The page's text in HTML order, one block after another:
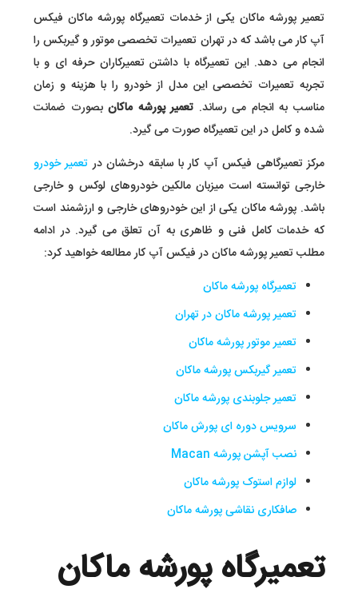
تعمیر پورشه ماکان یکی از خدمات تعمیرگاه پورشه ماکان فیکس
آپ کار می باشد که در تهران تعمیرات تخصصی موتور و گیربکس را
انجام می دهد. این تعمیرگاه با داشتن تعمیرکاران حرفه ای و با
تجربه تعمیرات تخصصی این مدل از خودرو را با هزینه و زمان
مناسب به انجام می رساند. تعمیر پورشه ماکانبصورت ضمانت
شده و کامل در این تعمیرگاه صورت می گیرد.
مرکز تعمیرگاهی فیکس آپ کار با سابقه درخشان در تعمیر خودرو
خارجی توانسته است میزبان مالکین خودروهای لوکس و خارجی
باشد. پورشه ماکان یکی از این خودروهای خارجی و ارزشمند است
که خدمات کامل فنی و ظاهری به آن تعلق می گیرد. در ادامه
مطلب تعمیر پورشه ماکان در فیکس آپ کار مطالعه خواهید کرد:
تعمیرگاه پورشه ماکان
تعمیر پورشه ماکان در تهران
تعمیر موتور پورشه ماکان
تعمیر گیربکس پورشه ماکان
تعمیر جلوبندی پورشه ماکان
سرویس دوره ای پورش ماکان
نصب آپشن پورشه Macan
لوازم استوک پورشه ماکان
صافکاری نقاشی پورشه ماکان
تعمیرگاه پورشه ماکان